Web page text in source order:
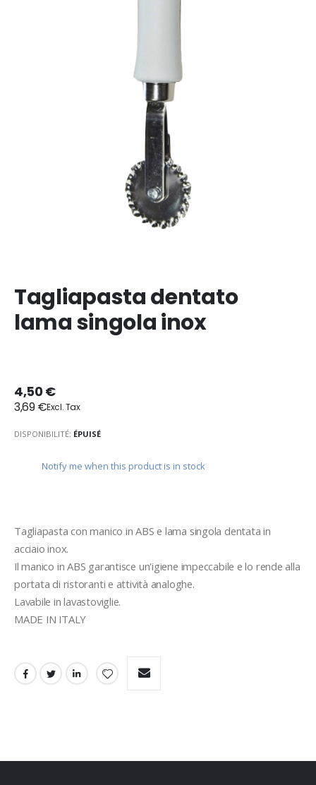
Tagliapasta dentato
lama singola inox
4,50 €
3,69 €
DISPONIBILITÉ: ÉPUISÉ
Notify me when this product is in stock
Tagliapasta con manico in ABS e lama singola dentata in
acciaio inox.
Il manico in ABS garantisce un'igiene impeccabile e lo rende alla
portata di ristoranti e attività analoghe.
Lavabile in lavastoviglie.
MADE IN ITALY